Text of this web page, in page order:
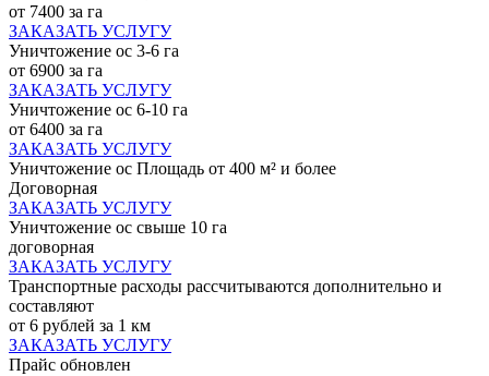
от 7400 за га
ЗАКАЗАТЬ УСЛУГУ
Уничтожение ос 3-6 га
от 6900 за га
ЗАКАЗАТЬ УСЛУГУ
Уничтожение ос 6-10 га
от 6400 за га
ЗАКАЗАТЬ УСЛУГУ
Уничтожение ос Площадь от 400 м² и более
Договорная
ЗАКАЗАТЬ УСЛУГУ
Уничтожение ос свыше 10 га
договорная
ЗАКАЗАТЬ УСЛУГУ
Транспортные расходы рассчитываются дополнительно и
составляют
от 6 рублей за 1 км
ЗАКАЗАТЬ УСЛУГУ
Прайс обновлен